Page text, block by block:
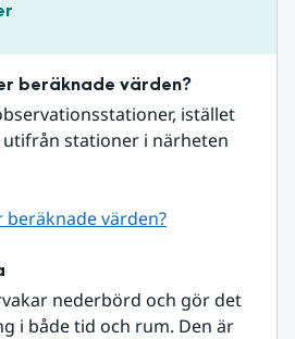
beräknade värden?
istället
stationer i närheten
värden?
nederbörd och gör det
i både tid och rum. Den är